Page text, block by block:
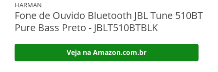
HARMAN
Fone de Ouvido Bluetooth JBL Tune 510BT
Pure Bass Preto - JBLT510BTBLK
Veja na Amazon.com.br